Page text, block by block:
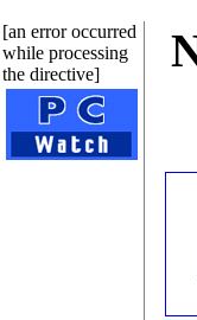
[an error occurred
while processing
the directive]